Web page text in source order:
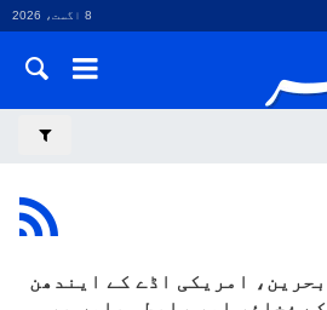
8 اگست، 2026
بحرین، امریکی اڈے کے ایندھن